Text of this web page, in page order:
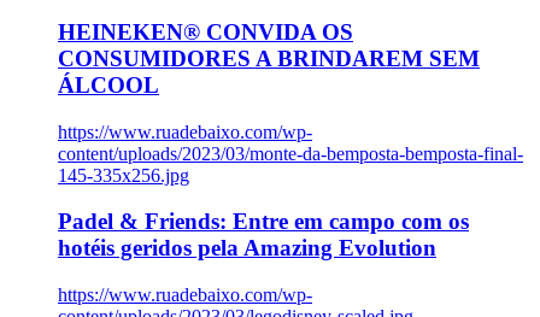
HEINEKEN® CONVIDA OS
CONSUMIDORES A BRINDAREM SEM
ÁLCOOL
https://www.ruadebaixo.com/wp-
content/uploads/2023/03/monte-da-bemposta-bemposta-final-
145-335x256.jpg
Padel & Friends: Entre em campo com os
hotéis geridos pela Amazing Evolution
https://www.ruadebaixo.com/wp-